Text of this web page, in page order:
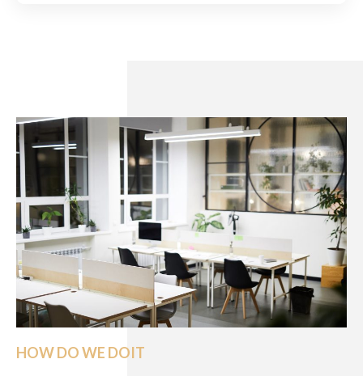
HOW DO WE DOIT